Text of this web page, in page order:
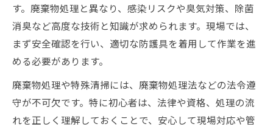
す。廃棄物処理と異なり、感染リスクや臭気対策、除菌
消臭など高度な技術と知識が求められます。現場では、
まず安全確認を行い、適切な防護具を着用して作業を進
める必要があります。
廃棄物処理や特殊清掃には、廃棄物処理法などの法令遵
守が不可欠です。特に初心者は、法律や資格、処理の流
れを正しく理解しておくことで、安心して現場対応や管